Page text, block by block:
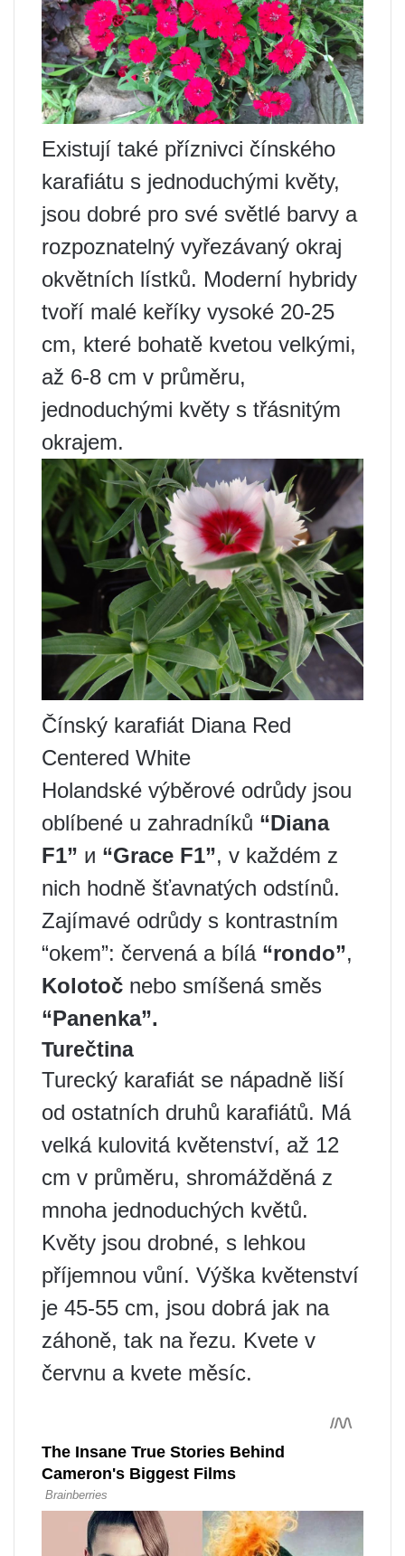
Existují také příznivci čínského
karafiátu s jednoduchými květy,
jsou dobré pro své světlé barvy a
rozpoznatelný vyřezávaný okraj
okvětních lístků. Moderní hybridy
tvoří malé keříky vysoké 20-25
cm, které bohatě kvetou velkými,
až 6-8 cm v průměru,
jednoduchými květy s třásnitým
okrajem.
Čínský karafiát Diana Red
Centered White
Holandské výběrové odrůdy jsou
oblíbené u zahradníků “Diana
F1” и “Grace F1”, v každém z
nich hodně šťavnatých odstínů.
Zajímavé odrůdy s kontrastním
“okem”: červená a bílá “rondo”,
Kolotoč nebo smíšená směs
“Panenka”.
Turečtina
Turecký karafiát se nápadně liší
od ostatních druhů karafiátů. Má
velká kulovitá květenství, až 12
cm v průměru, shromážděná z
mnoha jednoduchých květů.
Květy jsou drobné, s lehkou
příjemnou vůní. Výška květenství
je 45-55 cm, jsou dobrá jak na
záhoně, tak na řezu. Kvete v
červnu a kvete měsíc.